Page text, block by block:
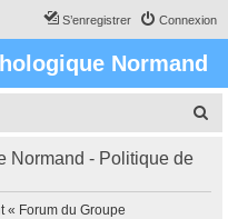
Connexion
S’enregistrer
Normand
h
Normand - Politique de
« Forum du Groupe